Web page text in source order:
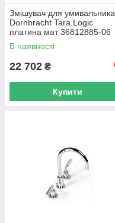
Змішувач для умивальника
Dornbracht Tara.Logic
платина мат 36812885-06
В наявності
22 702 ₴
Купити